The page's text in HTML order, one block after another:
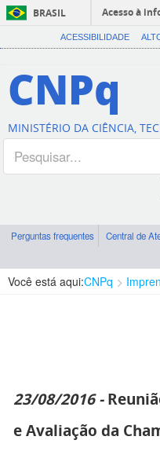
BRASIL
Acesso à
ACESSIBILIDADE
CNPq
MINISTÉRIO DA CIÊNCIA,
Perguntas frequentes Central de
Você está aqui:CNPq
23/08/2016 -
e Avaliação da